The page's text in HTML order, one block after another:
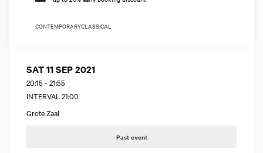
CONTEMPORARYCLASSICAL
SAT 11 SEP 2021
20:15 - 21:55
INTERVAL 21:00
Grote Zaal
Past event